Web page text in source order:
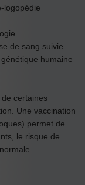
logopédie
de sang suivie
humaine
certaines
Une vaccination
permet de
le risque de